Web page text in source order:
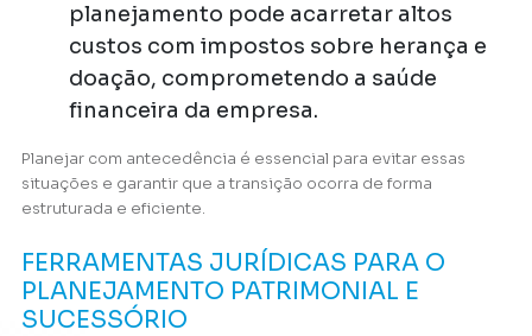
planejamento pode acarretar altos
custos com impostos sobre herança e
doação, comprometendo a saúde
financeira da empresa.
Planejar com antecedência é essencial para evitar essas
situações e garantir que a transição ocorra de forma
estruturada e eficiente.
FERRAMENTAS JURÍDICAS PARA O
PLANEJAMENTO PATRIMONIAL E
SUCESSÓRIO